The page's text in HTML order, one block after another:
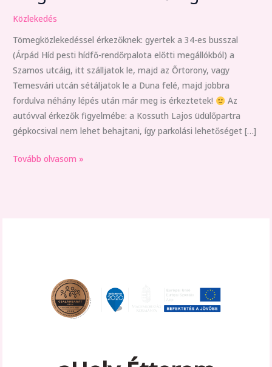
Közlekedés
Tömegközlekedéssel érkezőknek: gyertek a 34-es busszal
(Árpád Híd pesti hídfő-rendőrpalota előtti megállókból) a
Szamos utcáig, itt szálljatok le, majd az Őrtorony, vagy
Temesvári utcán sétáljatok le a Duna felé, majd jobbra
fordulva néhány lépés után már meg is érkeztetek!
Az
autóvval érkezők figyelmébe: a Kossuth Lajos üdülőpartra
gépkocsival nem lehet behajtani, így parkolási lehetőséget […]
lehetőségek
Tovább olvasom »